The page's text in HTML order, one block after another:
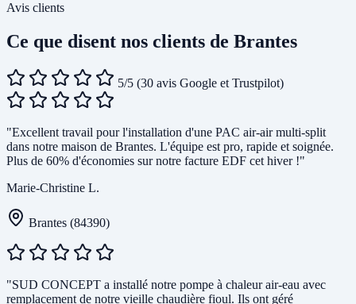
Avis clients
Ce que disent nos clients de Brantes
5/5 (30 avis Google et Trustpilot)
"Excellent travail pour l'installation d'une PAC air-air multi-split
dans notre maison de Brantes. L'équipe est pro, rapide et soignée.
Plus de 60% d'économies sur notre facture EDF cet hiver !"
Marie-Christine L.
Brantes (84390)
"SUD CONCEPT a installé notre pompe à chaleur air-eau avec
remplacement de notre vieille chaudière fioul. Ils ont géré